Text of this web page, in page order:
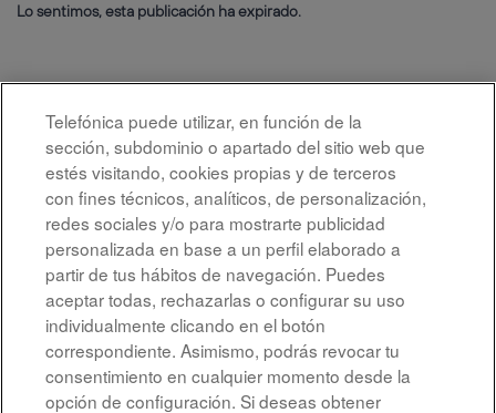
Lo sentimos, esta publicación ha expirado.
Aviso legal
Accesibilidad
Telefónica puede utilizar, en función de la
sección, subdominio o apartado del sitio web que
estés visitando, cookies propias y de terceros
con fines técnicos, analíticos, de personalización,
redes sociales y/o para mostrarte publicidad
personalizada en base a un perfil elaborado a
partir de tus hábitos de navegación. Puedes
aceptar todas, rechazarlas o configurar su uso
individualmente clicando en el botón
correspondiente. Asimismo, podrás revocar tu
consentimiento en cualquier momento desde la
opción de configuración. Si deseas obtener